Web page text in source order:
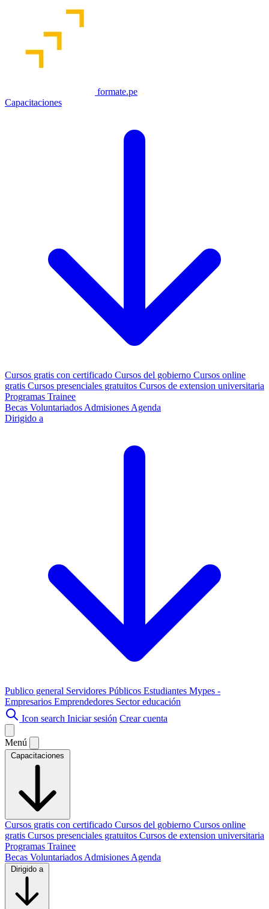
formate.pe
Capacitaciones
Cursos gratis con certificado Cursos del gobierno Cursos online
gratis Cursos presenciales gratuitos Cursos de extension universitaria
Programas Trainee
Becas Voluntariados Admisiones Agenda
Dirigido a
Publico general Servidores Públicos Estudiantes Mypes -
Empresarios Emprendedores Sector educación
Icon search Iniciar sesión Crear cuenta
Menú
Capacitaciones
Cursos gratis con certificado Cursos del gobierno Cursos online
gratis Cursos presenciales gratuitos Cursos de extension universitaria
Programas Trainee
Becas Voluntariados Admisiones Agenda
Dirigido a